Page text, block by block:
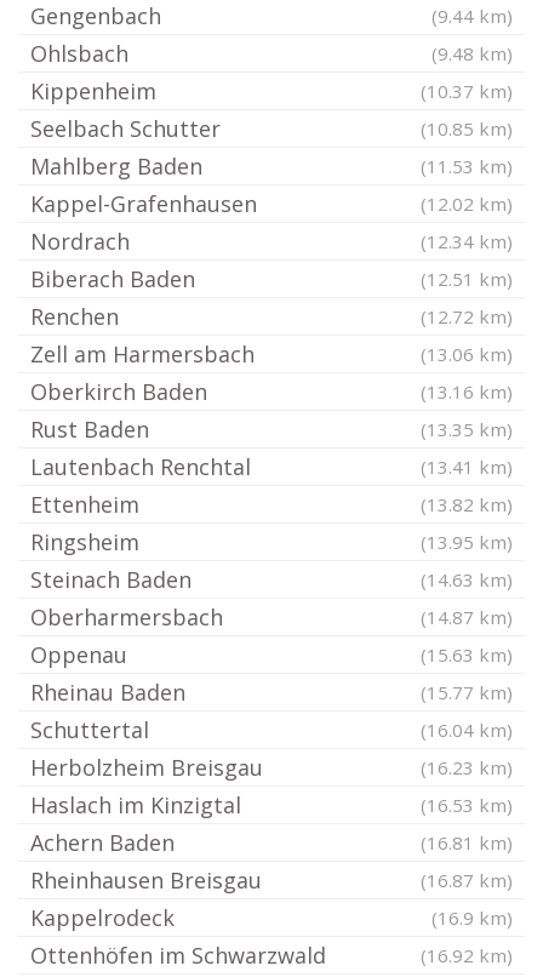
Gengenbach (9.44 km)
Ohlsbach (9.48 km)
Kippenheim (10.37 km)
Seelbach Schutter (10.85 km)
Mahlberg Baden (11.53 km)
Kappel-Grafenhausen (12.02 km)
Nordrach (12.34 km)
Biberach Baden (12.51 km)
Renchen (12.72 km)
Zell am Harmersbach (13.06 km)
Oberkirch Baden (13.16 km)
Rust Baden (13.35 km)
Lautenbach Renchtal (13.41 km)
Ettenheim (13.82 km)
Ringsheim (13.95 km)
Steinach Baden (14.63 km)
Oberharmersbach (14.87 km)
Oppenau (15.63 km)
Rheinau Baden (15.77 km)
Schuttertal (16.04 km)
Herbolzheim Breisgau (16.23 km)
Haslach im Kinzigtal (16.53 km)
Achern Baden (16.81 km)
Rheinhausen Breisgau (16.87 km)
Kappelrodeck (16.9 km)
Ottenhöfen im Schwarzwald (16.92 km)